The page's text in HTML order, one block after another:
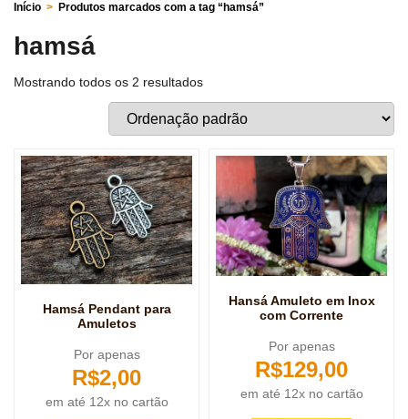
Início > Produtos marcados com a tag “hamsá”
hamsá
Mostrando todos os 2 resultados
Hamsá Pendant para
Amuletos
Por apenas
R$2,00
em até 12x no cartão
Hansá Amuleto em Inox
com Corrente
Por apenas
R$129,00
em até 12x no cartão